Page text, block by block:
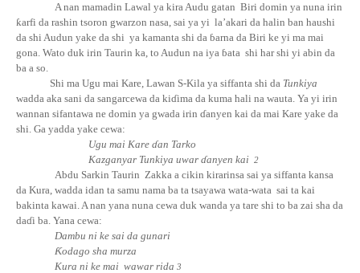
A nan mamadin Lawal ya kira Audu gatan Biri domin ya nuna irin
ƙarfi da rashin tsoron gwarzon nasa, sai ya yi la’akari da halin ban haushi
da shi Audun yake da shi ya kamanta shi da ɓarna da Biri ke yi ma mai
gona. Wato duk irin Taurin ka, to Audun na iya ɓata shi har shi yi abin da
ba a so.
Shi ma Ugu mai Kare, Lawan S-Kila ya siffanta shi da Tunkiya
wadda aka sani da sangarcewa da kiɗima da kuma hali na wauta. Ya yi irin
wannan sifantawa ne domin ya gwada irin ɗanyen kai da mai Kare yake da
shi. Ga yadda yake cewa:
Ugu mai Kare ɗan Tarko
Kazganyar Tunkiya uwar ɗanyen kai 2
Abdu Sarkin Taurin Zakka a cikin kirarinsa sai ya siffanta kansa
da Kura, wadda idan ta samu nama ba ta tsayawa wata-wata sai ta kai
bakinta kawai. A nan yana nuna cewa duk wanda ya tare shi to ba zai sha da
daɗi ba. Yana cewa:
Dambu ni ke sai da gunari
Ƙodago sha murza
Kura ni ke mai wawar rida 3